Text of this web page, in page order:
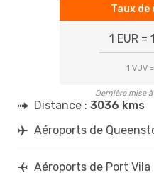
Taux de
1 EUR =
1 VUV
Dernière mise
Distance : 3036 kms
Aéroports de
Aéroports de Port Vila